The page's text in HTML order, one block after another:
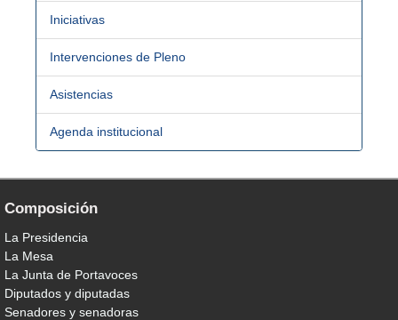
Iniciativas
Intervenciones de Pleno
Asistencias
Agenda institucional
Composición
La Presidencia
La Mesa
La Junta de Portavoces
Diputados y diputadas
Senadores y senadoras